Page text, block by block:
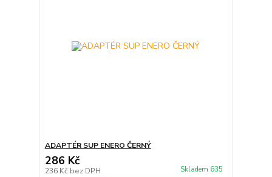
ADAPTÉR SUP ENERO ČERNÝ
286 Kč
236 Kč bez DPH Skladem 635